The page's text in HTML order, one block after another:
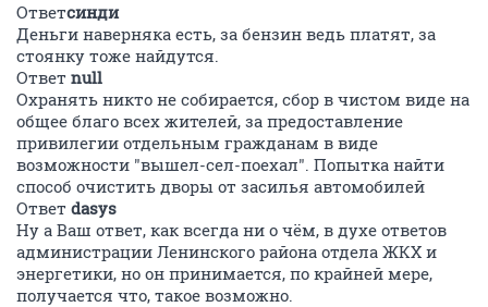
Ответсинди
Деньги наверняка есть, за бензин ведь платят, за
стоянку тоже найдутся.
Ответ null
Охранять никто не собирается, сбор в чистом виде на
общее благо всех жителей, за предоставление
привилегии отдельным гражданам в виде
возможности "вышел-сел-поехал". Попытка найти
способ очистить дворы от засилья автомобилей
Ответ dasys
Ну а Ваш ответ, как всегда ни о чём, в духе ответов
администрации Ленинского района отдела ЖКХ и
энергетики, но он принимается, по крайней мере,
получается что, такое возможно.